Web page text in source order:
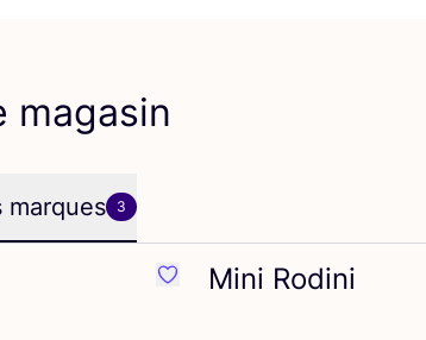
magasin
marques 3
Préféré {nom}
Mini Rodini